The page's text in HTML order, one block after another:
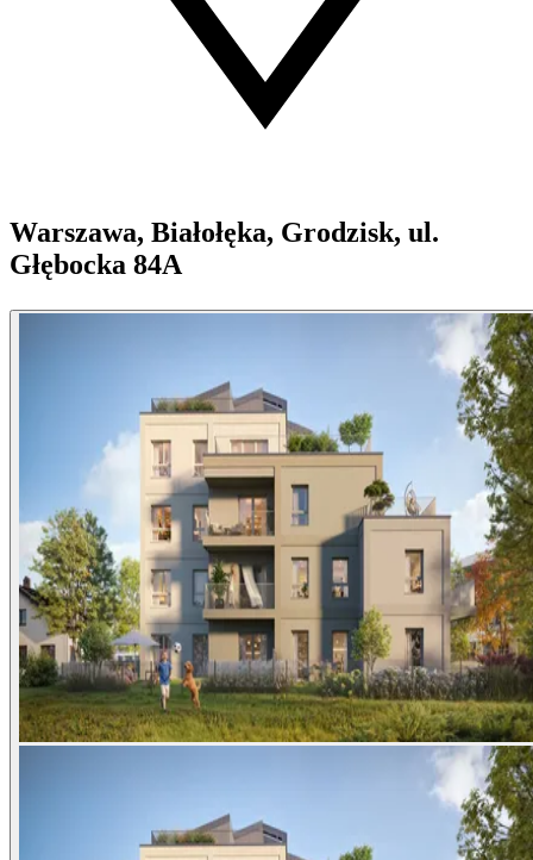
Warszawa, Białołęka, Grodzisk, ul.
Głębocka 84A